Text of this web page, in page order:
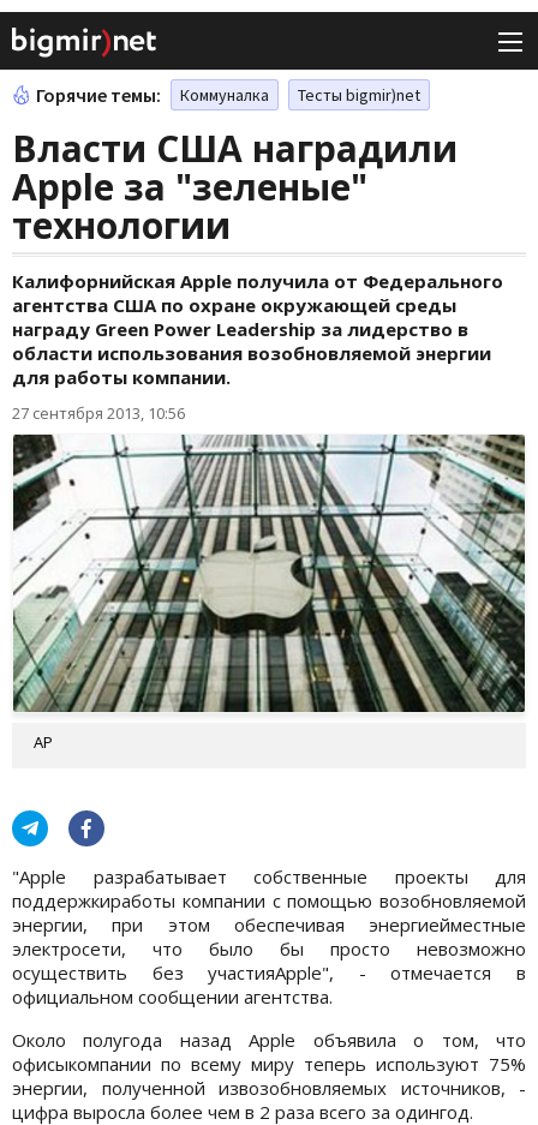
Горячие темы: Коммуналка Тесты bigmir)net
Власти США наградили
Apple за "зеленые"
технологии
Калифорнийская Apple получила от Федерального
агентства США по охране окружающей среды
награду Green Power Leadership за лидерство в
области использования возобновляемой энергии
для работы компании.
27 сентября 2013, 10:56
AP
"Apple разрабатывает собственные проекты для
поддержкиработы компании с помощью возобновляемой
энергии, при этом обеспечивая энергиейместные
электросети, что было бы просто невозможно
осуществить без участияApple", - отмечается в
официальном сообщении агентства.
Около полугода назад Apple объявила о том, что
офисыкомпании по всему миру теперь используют 75%
энергии, полученной извозобновляемых источников, -
цифра выросла более чем в 2 раза всего за одингод.